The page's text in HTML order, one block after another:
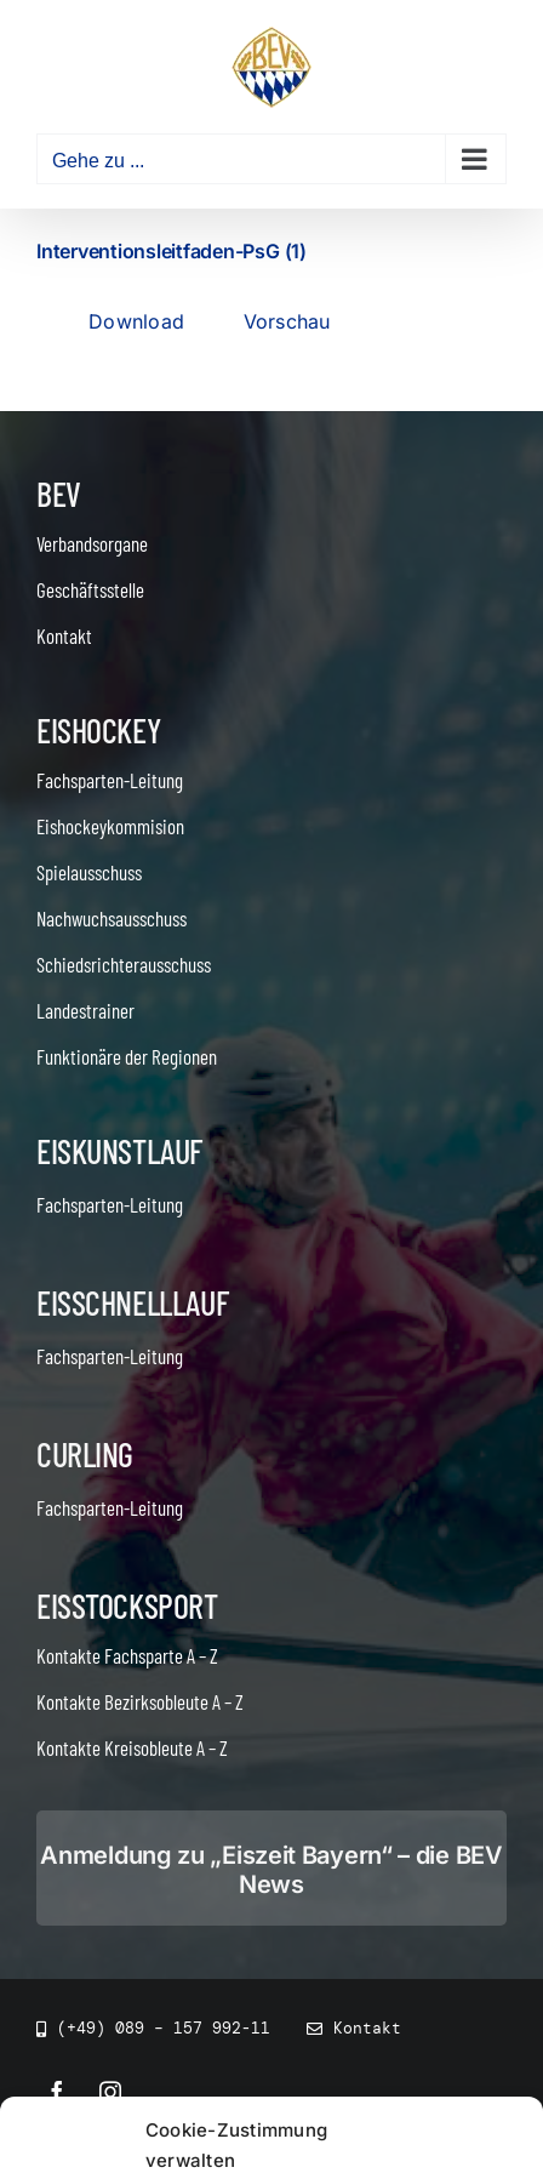
Cookie-Zustimmung
verwalten
Gehe zu ...
Interventionsleitfaden-PsG (1)
Download Vorschau
BEV
Verbandsorgane
Geschäftsstelle
Kontakt
EISHOCKEY
Fachsparten-Leitung
Eishockeykommision
Spielausschuss
Nachwuchsausschuss
Schiedsrichterausschuss
Landestrainer
Funktionäre der Regionen
EISKUNSTLAUF
Fachsparten-Leitung
EISSCHNELLLAUF
Fachsparten-Leitung
CURLING
Fachsparten-Leitung
EISSTOCKSPORT
Kontakte Fachsparte A – Z
Kontakte Bezirksobleute A – Z
Kontakte Kreisobleute A – Z
Anmeldung zu „Eiszeit Bayern“ – die BEV
News
(+49) 089 – 157 992-11 Kontakt
• BEV Bayerischer Eissportverband